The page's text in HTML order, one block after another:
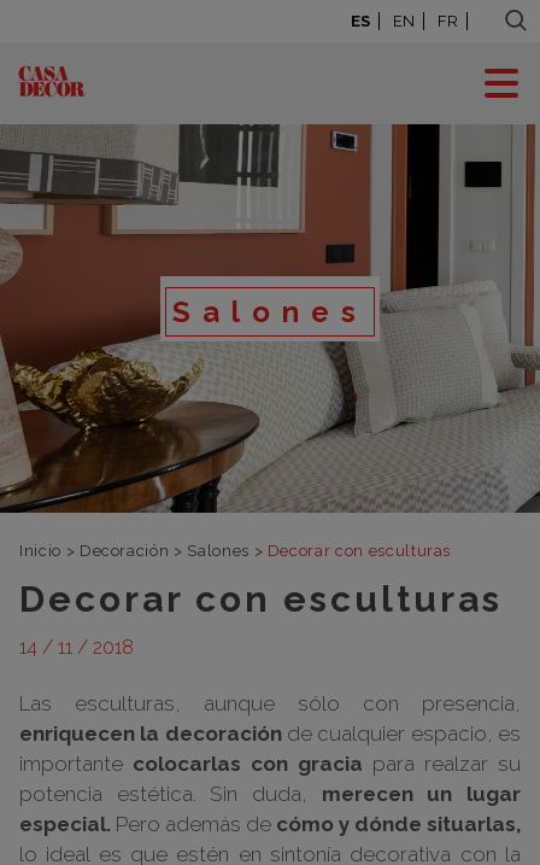
ES EN FR
Salones
Inicio > Decoración > Salones > Decorar con esculturas
Decorar con esculturas
14 / 11 / 2018
Las esculturas, aunque sólo con presencia,
enriquecen la decoraciónde cualquier espacio, es
importante colocarlas con gracia para realzar su
potencia estética. Sin duda, merecen un lugar
especial. Pero además de cómo y dónde situarlas,
lo ideal es que estén en sintonía decorativa con la